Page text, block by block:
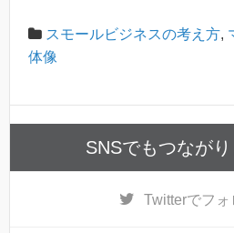
スモールビジネスの考え方,
体像
SNSでもつなが
Twitterでフォ